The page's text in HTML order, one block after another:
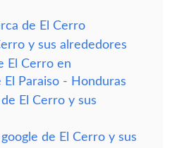
de El Cerro
y sus alrededores
El Cerro en
Paraiso - Honduras
El Cerro y sus
de El Cerro y sus